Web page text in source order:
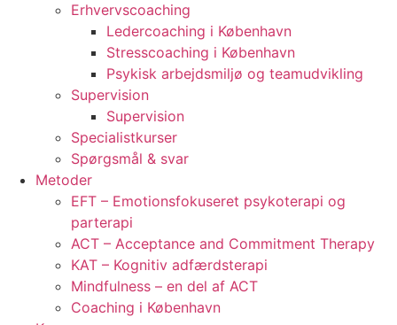
Erhvervscoaching
Ledercoaching i København
Stresscoaching i København
Psykisk arbejdsmiljø og teamudvikling
Supervision
Supervision
Specialistkurser
Spørgsmål & svar
Metoder
EFT – Emotionsfokuseret psykoterapi og
parterapi
ACT – Acceptance and Commitment Therapy
KAT – Kognitiv adfærdsterapi
Mindfulness – en del af ACT
Coaching i København